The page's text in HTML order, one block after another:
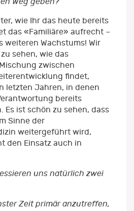
wie Ihr das heute bereits
das «Familiäre» aufrecht –
weiteren Wachstums! Wir
sehen, wie das
zwischen
findet,
letzten Jahren, in denen
bereits
Es ist schön zu sehen, dass
Sinne der
weitergeführt wird,
den Einsatz auch in
uns natürlich zwei
Zeit primär anzutreffen,